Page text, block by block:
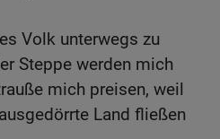
Volk unterwegs zu
Steppe werden mich
mich preisen, weil
Land fließen